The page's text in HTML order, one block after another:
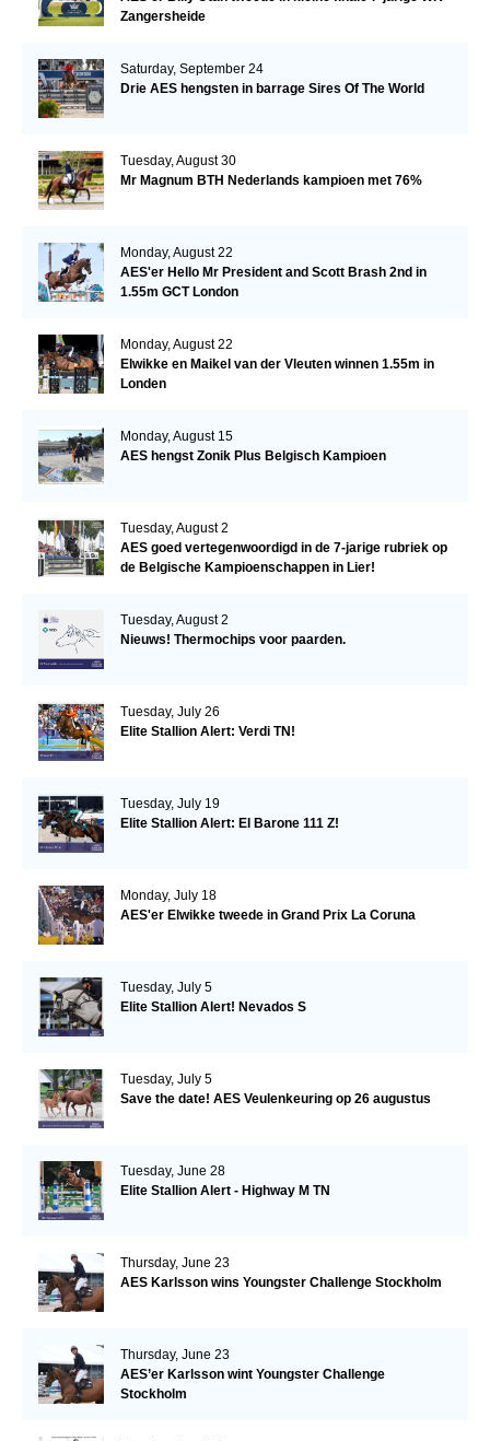
Zangersheide
Saturday, September 24
Drie AES hengsten in barrage Sires Of The World
Tuesday, August 30
Mr Magnum BTH Nederlands kampioen met 76%
Monday, August 22
AES'er Hello Mr President and Scott Brash 2nd in
1.55m GCT London
Monday, August 22
Elwikke en Maikel van der Vleuten winnen 1.55m in
Londen
Monday, August 15
AES hengst Zonik Plus Belgisch Kampioen
Tuesday, August 2
AES goed vertegenwoordigd in de 7-jarige rubriek op
de Belgische Kampioenschappen in Lier!
Tuesday, August 2
Nieuws! Thermochips voor paarden.
Tuesday, July 26
Elite Stallion Alert: Verdi TN!
Tuesday, July 19
Elite Stallion Alert: El Barone 111 Z!
Monday, July 18
AES'er Elwikke tweede in Grand Prix La Coruna
Tuesday, July 5
Elite Stallion Alert! Nevados S
Tuesday, July 5
Save the date! AES Veulenkeuring op 26 augustus
Tuesday, June 28
Elite Stallion Alert - Highway M TN
Thursday, June 23
AES Karlsson wins Youngster Challenge Stockholm
Thursday, June 23
AES’er Karlsson wint Youngster Challenge
Stockholm